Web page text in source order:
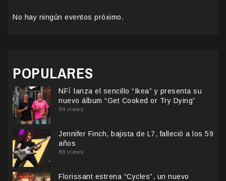
No hay ningún eventos próximo.
POPULARES
NFÏ lanza el sencillo “Ikea” y presenta su
nuevo álbum “Get Cooked or Try Dying”
94 views
Jennifer Finch, bajista de L7, falleció a los 59
años
88 views
Florissant estrena “Cycles”, un nuevo